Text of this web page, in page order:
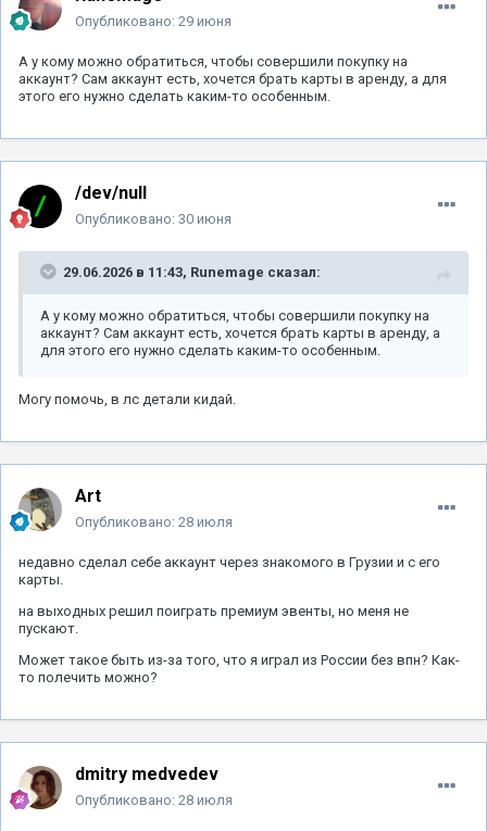
Опубликовано: 29 июня
А у кому можно обратиться, чтобы совершили покупку на
аккаунт? Сам аккаунт есть, хочется брать карты в аренду, а для
этого его нужно сделать каким-то особенным.
/dev/null
Опубликовано: 30 июня
29.06.2026 в 11:43, Runemage сказал:
А у кому можно обратиться, чтобы совершили покупку на
аккаунт? Сам аккаунт есть, хочется брать карты в аренду, а
для этого его нужно сделать каким-то особенным.
Могу помочь, в лс детали кидай.
Art
Опубликовано: 28 июля
недавно сделал себе аккаунт через знакомого в Грузии и с его
карты.
на выходных решил поиграть премиум эвенты, но меня не
пускают.
Может такое быть из-за того, что я играл из России без впн? Как-
то полечить можно?
dmitry medvedev
Опубликовано: 28 июля